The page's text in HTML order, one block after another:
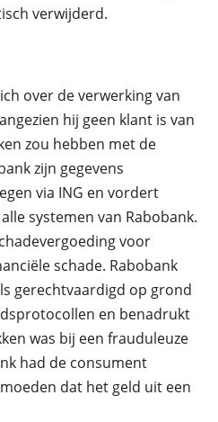
verwijderd.
over de verwerking van
hij geen klant is van
zou hebben met de
zijn gegevens
via ING en vordert
systemen van Rabobank.
voor
schade. Rabobank
gerechtvaardigd op grond
en benadrukt
was bij een frauduleuze
had de consument
dat het geld uit een